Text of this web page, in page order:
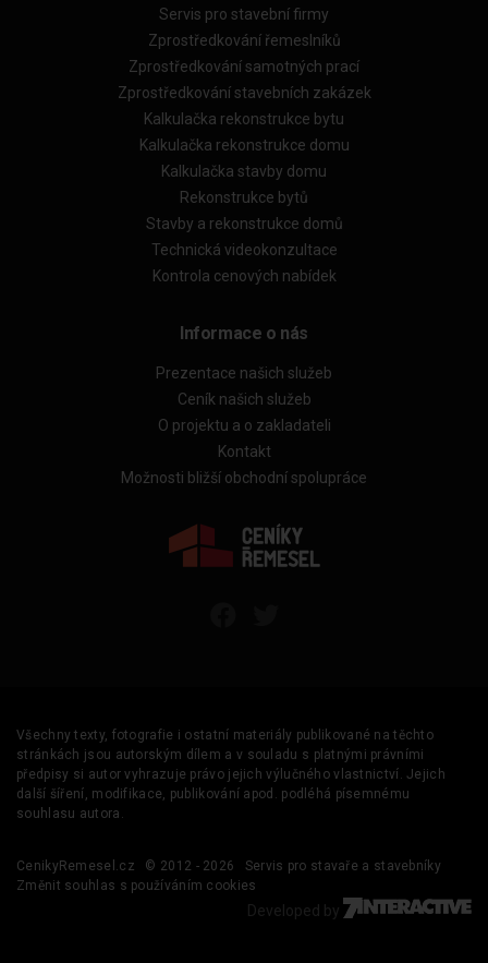
Servis pro stavební firmy
Zprostředkování řemeslníků
Zprostředkování samotných prací
Zprostředkování stavebních zakázek
Kalkulačka rekonstrukce bytu
Kalkulačka rekonstrukce domu
Kalkulačka stavby domu
Rekonstrukce bytů
Stavby a rekonstrukce domů
Technická videokonzultace
Kontrola cenových nabídek
Informace o nás
Prezentace našich služeb
Ceník našich služeb
O projektu a o zakladateli
Kontakt
Možnosti bližší obchodní spolupráce
Všechny texty, fotografie i ostatní materiály publikované na těchto
stránkách jsou autorským dílem a v souladu s platnými právními
předpisy si autor vyhrazuje právo jejich výlučného vlastnictví. Jejich
další šíření, modifikace, publikování apod. podléhá písemnému
souhlasu autora.
CenikyRemesel.cz © 2012 - 2026
Servis pro stavaře a stavebníky
Změnit souhlas s používáním cookies
Developed by